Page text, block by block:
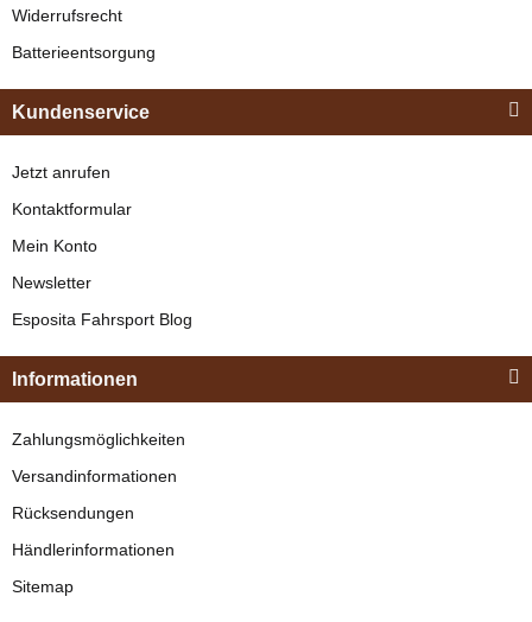
"Shettyglück"
Braun
329,00 €*
Widerrufsrecht
Batterieentsorgung
Kundenservice
Jetzt anrufen
Kontaktformular
Mein Konto
Newsletter
Esposita Fahrsport Blog
Informationen
Zahlungsmöglichkeiten
Versandinformationen
Rücksendungen
Händlerinformationen
Sitemap